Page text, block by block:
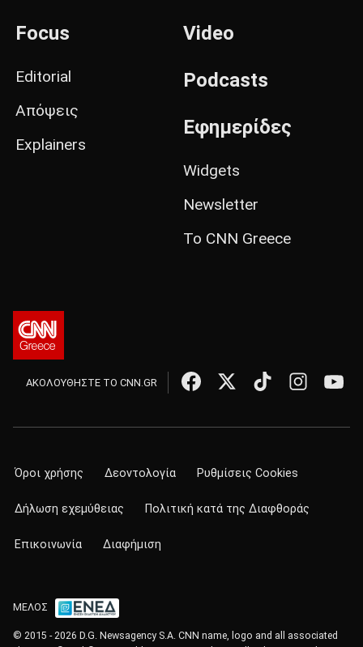
Focus
Editorial
Απόψεις
Explainers
Video
Podcasts
Εφημερίδες
Widgets
Newsletter
Το CNN Greece
ΑΚΟΛΟΥΘΗΣΤΕ ΤΟ CNN.GR
Όροι χρήσης Δεοντολογία Ρυθμίσεις Cookies
Δήλωση εχεμύθειας Πολιτική κατά της Διαφθοράς
Επικοινωνία Διαφήμιση
ΜΕΛΟΣ
© 2015 - 2026 D.G. Newsagency S.A. CNN name, logo and all associated